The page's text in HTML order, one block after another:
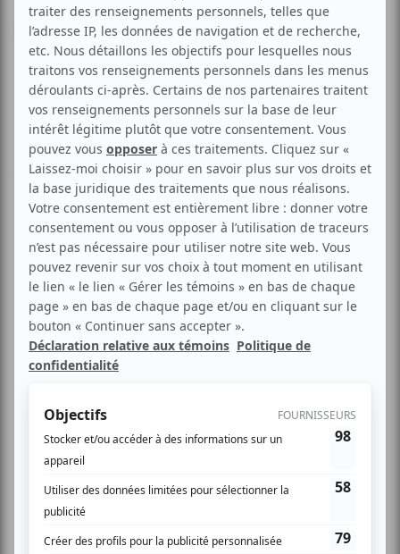
Théâtre Création
Fringe | Autant s'emportent
les gens
Aucune offre promotionnelle
disponible
Soyez les premiers avisés dès qu'il y aura une offre promo
pour Fringe | Autant s'emportent les gens:INSCRIVEZ-VOUS
Présenté dans le cadre du Festival St-Ambroise Fringe de
Montréal.
Sur la coche (Montréal)
60min.
Public: 18 ans/years
Genre: Théâtre-Theatre